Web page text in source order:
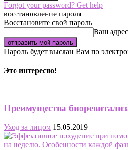
Forgot your password? Get help
восстановление пароля
Восстановите свой пароль
Ваш
Пароль будет выслан Вам по
Это интересно!
Преимущества
Уход за лицом 15.05.2019